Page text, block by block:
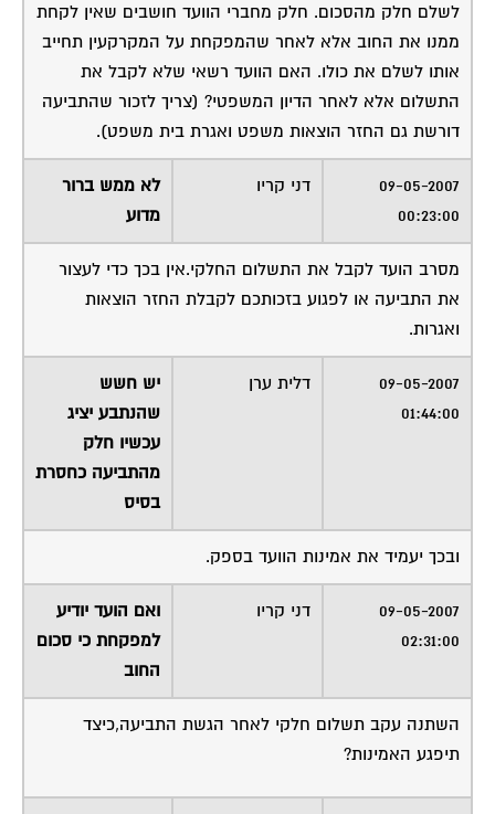
לשלם חלק מהסכום. חלק מחברי הוועד חושבים שאין לקחת
ממנו את החוב אלא לאחר שהמפקחת על המקרקעין תחייב
אותו לשלם את כולו. האם הוועד רשאי שלא לקבל את
התשלום אלא לאחר הדיון המשפטי? (צריך לזכור שהתביעה
דורשת גם החזר הוצאות משפט ואגרת בית משפט).
09-05-2007
00:23:00
דני קריו
לא ממש ברור
מדוע
מסרב הועד לקבל את התשלום החלקי.אין בכך כדי לעצור
את התביעה או לפגוע בזכותכם לקבלת החזר הוצאות
ואגרות.
09-05-2007
01:44:00
דלית ערן
יש חשש
שהנתבע יציג
עכשיו חלק
מהתביעה כחסרת
בסיס
ובכך יעמיד את אמינות הוועד בספק.
09-05-2007
02:31:00
דני קריו
ואם הועד יודיע
למפקחת כי סכום
החוב
השתנה עקב תשלום חלקי לאחר הגשת התביעה,כיצד
תיפגע האמינות?